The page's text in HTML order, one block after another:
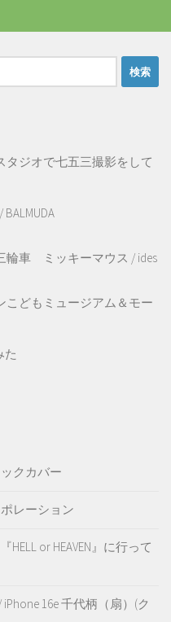
タジオで七五三撮影をして
BALMUDA
輪車 ミッキーマウス / ides
こどもミュージアム＆モー
た
クカバー
レーション
HELL or HEAVEN』に行って
iPhone 16e 千代柄（扇）(ク